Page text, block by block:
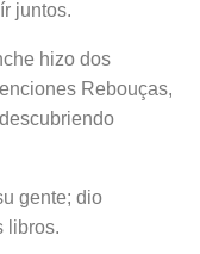
juntos.
hizo dos
Rebouças,
gente; dio
libros.